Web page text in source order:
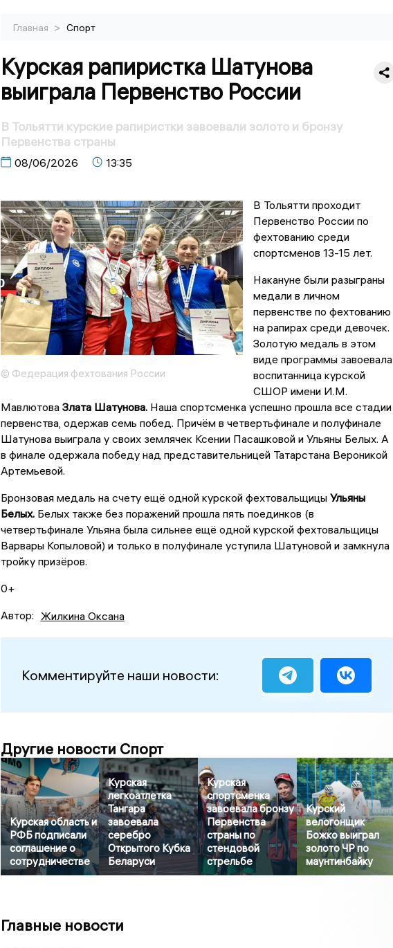
Главная > Спорт
Курская рапиристка Шатунова
выиграла Первенство России
В Тольятти курские рапиристки завоевали золото и бронзу
Первенства страны
08/06/2026 13:35
© Федерация фехтования России
В Тольятти проходит
Первенство России по
фехтованию среди
спортсменов 13-15 лет.
Накануне были разыграны
медали в личном
первенстве по фехтованию
на рапирах среди девочек.
Золотую медаль в этом
виде программы завоевала
воспитанница курской
СШОР имени И.М.
Мавлютова Злата Шатунова. Наша спортсменка успешно прошла все стадии
первенства, одержав семь побед. Причём в четвертьфинале и полуфинале
Шатунова выиграла у своих землячек Ксении Пасашковой и Ульяны Белых. А
в финале одержала победу над представительницей Татарстана Вероникой
Артемьевой.
Бронзовая медаль на счету ещё одной курской фехтовальщицы Ульяны
Белых.Белых также без поражений прошла пять поединков (в
четвертьфинале Ульяна была сильнее ещё одной курской фехтовальщицы
Варвары Копыловой) и только в полуфинале уступила Шатуновой и замкнула
тройку призёров.
0+
Автор: Жилкина Оксана
Комментируйте наши новости:
Другие новости Спорт
Курская область и
РФБ подписали
соглашение о
сотрудничестве
Курская
легкоатлетка
Тангара
завоевала
серебро
Открытого Кубка
Беларуси
Курская
спортсменка
завоевала бронзу
Первенства
страны по
стендовой
стрельбе
Курский
велогонщик
Божко выиграл
золото ЧР по
маунтинбайку
Главные новости